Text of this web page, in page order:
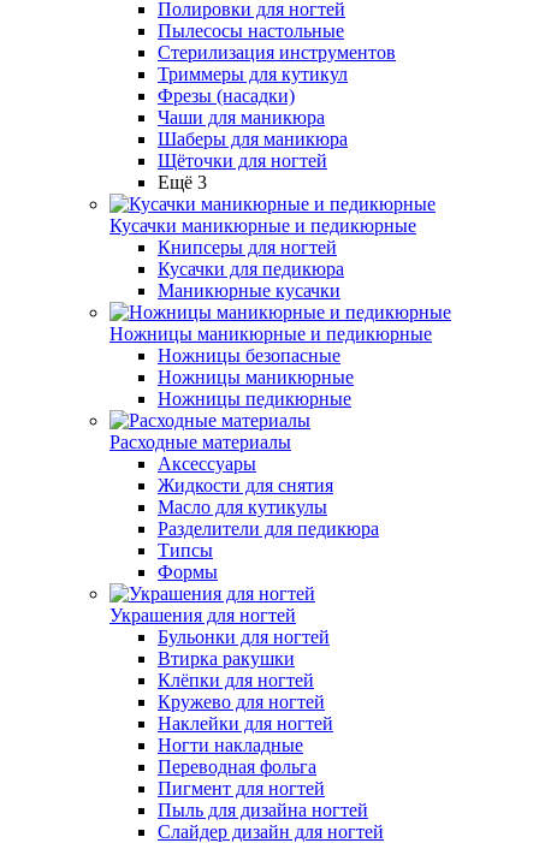
Полировки для ногтей
Пылесосы настольные
Стерилизация инструментов
Триммеры для кутикул
Фрезы (насадки)
Чаши для маникюра
Шаберы для маникюра
Щёточки для ногтей
Ещё 3
Кусачки маникюрные и педикюрные
Книпсеры для ногтей
Кусачки для педикюра
Маникюрные кусачки
Ножницы маникюрные и педикюрные
Ножницы безопасные
Ножницы маникюрные
Ножницы педикюрные
Расходные материалы
Аксессуары
Жидкости для снятия
Масло для кутикулы
Разделители для педикюра
Типсы
Формы
Украшения для ногтей
Бульонки для ногтей
Втирка ракушки
Клёпки для ногтей
Кружево для ногтей
Наклейки для ногтей
Ногти накладные
Переводная фольга
Пигмент для ногтей
Пыль для дизайна ногтей
Слайдер дизайн для ногтей